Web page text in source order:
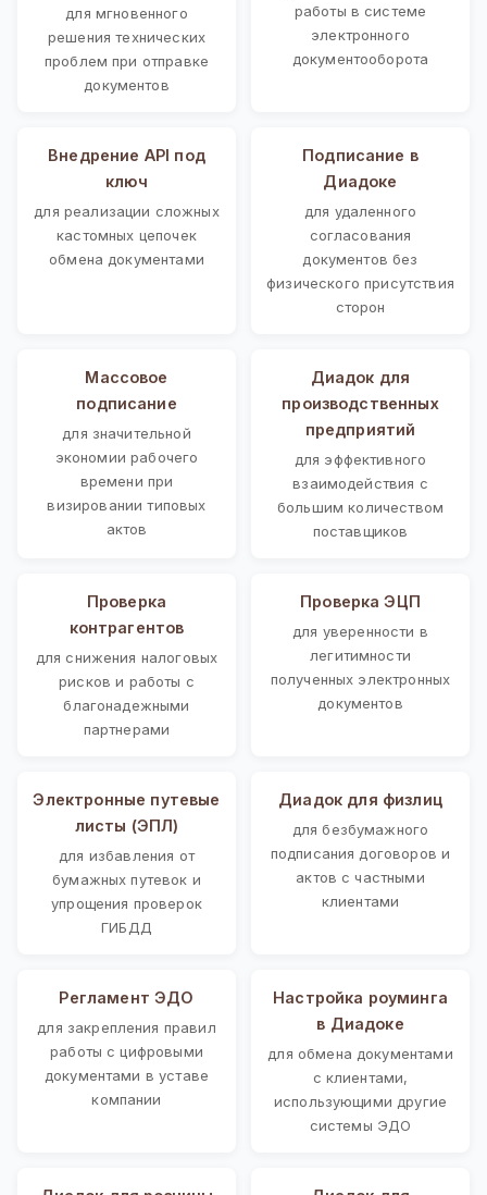
для мгновенного
решения технических
проблем при отправке
документов
работы в системе
электронного
документооборота
Внедрение API под
ключ
для реализации сложных
кастомных цепочек
обмена документами
Подписание в
Диадоке
для удаленного
согласования
документов без
физического присутствия
сторон
Массовое
подписание
для значительной
экономии рабочего
времени при
визировании типовых
актов
Диадок для
производственных
предприятий
для эффективного
взаимодействия с
большим количеством
поставщиков
Проверка
контрагентов
для снижения налоговых
рисков и работы с
благонадежными
партнерами
Проверка ЭЦП
для уверенности в
легитимности
полученных электронных
документов
Электронные путевые
листы (ЭПЛ)
для избавления от
бумажных путевок и
упрощения проверок
ГИБДД
Диадок для физлиц
для безбумажного
подписания договоров и
актов с частными
клиентами
Регламент ЭДО
для закрепления правил
работы с цифровыми
документами в уставе
компании
Настройка роуминга
в Диадоке
для обмена документами
с клиентами,
использующими другие
системы ЭДО